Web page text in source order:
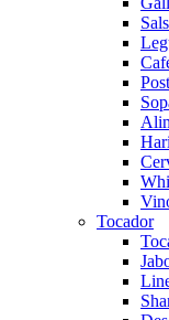
Tocador